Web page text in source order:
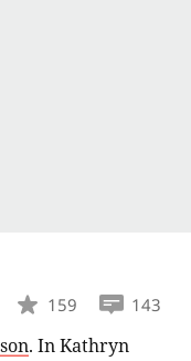
159 143
. In Kathryn